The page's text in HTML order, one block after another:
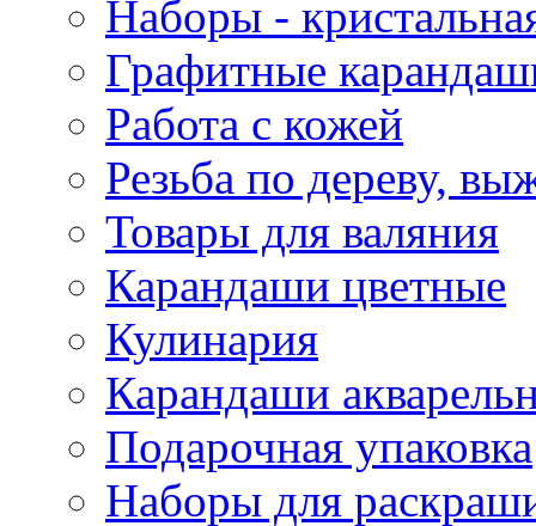
Наборы -
Графитные
Работа с кожей
Резьба по дереву,
Товары для валяния
Карандаши цветные
Кулинария
Карандаши
Подарочная упаковка
Наборы для